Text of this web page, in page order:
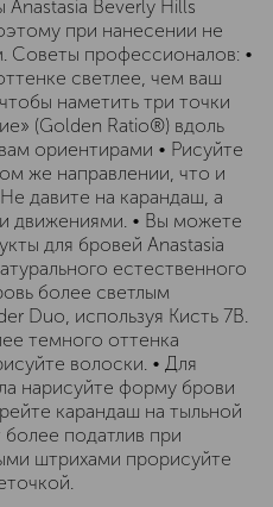
Beverly Hills
при нанесении не
Советы профессионалов: •
светлее, чем ваш
наметить три точки
(Golden Ratio®) вдоль
ориентирами • Рисуйте
же направлении, что и
давите на карандаш, а
движениями. • Вы можете
для бровей Anastasia
естественного
более светлым
Duo, используя Кисть 7B.
темного оттенка
волоски. • Для
нарисуйте форму брови
карандаш на тыльной
податлив при
штрихами прорисуйте